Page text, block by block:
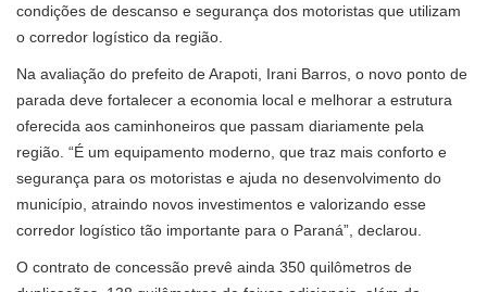
condições de descanso e segurança dos motoristas que utilizam
o corredor logístico da região.
Na avaliação do prefeito de Arapoti, Irani Barros, o novo ponto de
parada deve fortalecer a economia local e melhorar a estrutura
oferecida aos caminhoneiros que passam diariamente pela
região. “É um equipamento moderno, que traz mais conforto e
segurança para os motoristas e ajuda no desenvolvimento do
município, atraindo novos investimentos e valorizando esse
corredor logístico tão importante para o Paraná”, declarou.
O contrato de concessão prevê ainda 350 quilômetros de